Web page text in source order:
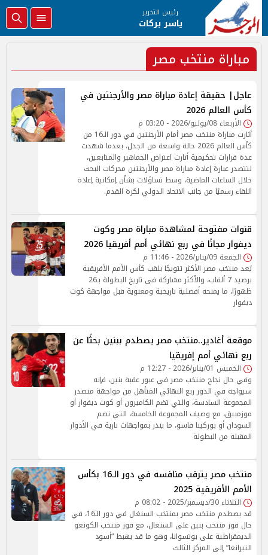
رئيس التحرير
ياسر بركات
مباراة منتخب مصر
عاجل| حقيقة إعادة مباراة مصر والأرجنتين في
كأس العالم 2026
الأربعاء 08/يوليو/2026 - 03:20 م
أثارت مباراة منتخب مصر أمام الأرجنتين في دور الـ16 من
كأس العالم 2026 حالة واسعة من الجدل، بعدما شهدت
عدة قرارات تحكيمية أثارت اعتراض الجماهير والمتابعين،
لتتصدر عبارة إعادة مباراة مصر والأرجنتين محركات البحث
خلال الساعات الماضية، وسط تساؤلات بشأن إمكانية إعادة
اللقاء رسميًا من جانب الاتحاد الدولي لكرة القدم.
قنوات مفتوحة لمشاهدة مباراة مصر وكوت
ديفوار مجانًا في ربع نهائي أمم أفريقيا 2026
الجمعة 09/يناير/2026 - 11:46 م
يُعد منتخب مصر الأكثر تتويجًا بلقب كأس الأمم الأفريقية
برصيد 7 ألقاب، والأكثر مشاركة في تاريخ البطولة بـ26
ظهورًا، ما يمنحه أفضلية تاريخية ومعنوية قبل مواجهة كوت
ديفوار
موقعة أغادير..منتخب مصر يصطدم ببنين بحثًا عن
ربع نهائي أمم إفريقيا
الخميس 01/يناير/2026 - 12:27 م
وفي حال نجاح منتخب مصر في عبور عقبة بنين، فإنه
سيواجه في الدور ربع النهائي المتأهل من مواجهة متصدر
المجموعة السادسة، والتي تضم الكاميرون أو كوت ديفوار أو
موزمبيق، مع وصيف المجموعة الخامسة، التي تضم
السودان أو بوركينا فاسو، ما ينذر بمواجهات نارية في الأدوار
المقبلة من البطولة
منتخب مصر يترقب منافسه في دور الـ16 بكأس
الأمم الأفريقية 2025
الثلاثاء 30/ديسمبر/2025 - 08:02 م
قد يصطدم منتخب مصر بمنتخب السنغال في دور الـ16، في
حال فوز منتخب بنين على السنغال، مع فوز منتخب الكونغو
الديمقراطية على بوتسوانا، وهو ما قد يهبط “أسود
التيرانغا” إلى المركز الثالث